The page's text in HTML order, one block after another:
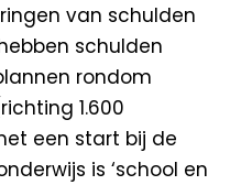
van schulden
schulden
rondom
1.600
een start bij de
is ‘school en